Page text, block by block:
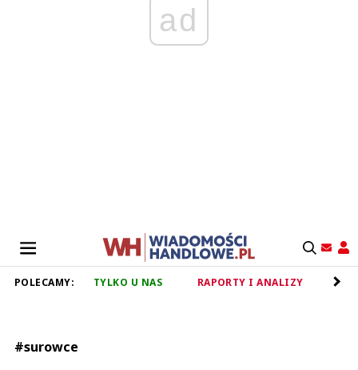
ad
POLECAMY: TYLKO U NAS RAPORTY I ANALIZY
#surowce